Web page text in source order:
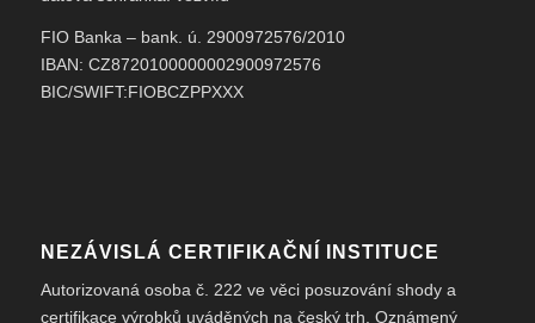
FIO Banka – bank. ú. 2900972576/2010
IBAN: CZ8720100000002900972576
BIC/SWIFT:FIOBCZPPXXX
NEZÁVISLÁ CERTIFIKAČNÍ INSTITUCE
Autorizovaná osoba č. 222 ve věci posuzování shody a
certifikace výrobků uváděných na český trh. Oznámený